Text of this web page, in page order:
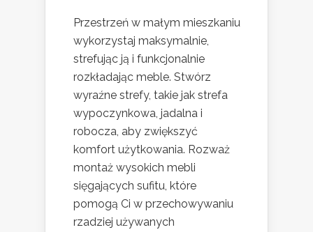
Przestrzeń w małym mieszkaniu
wykorzystaj maksymalnie,
strefując ją i funkcjonalnie
rozkładając meble. Stwórz
wyraźne strefy, takie jak strefa
wypoczynkowa, jadalna i
robocza, aby zwiększyć
komfort użytkowania. Rozważ
montaż wysokich mebli
sięgających sufitu, które
pomogą Ci w przechowywaniu
rzadziej używanych